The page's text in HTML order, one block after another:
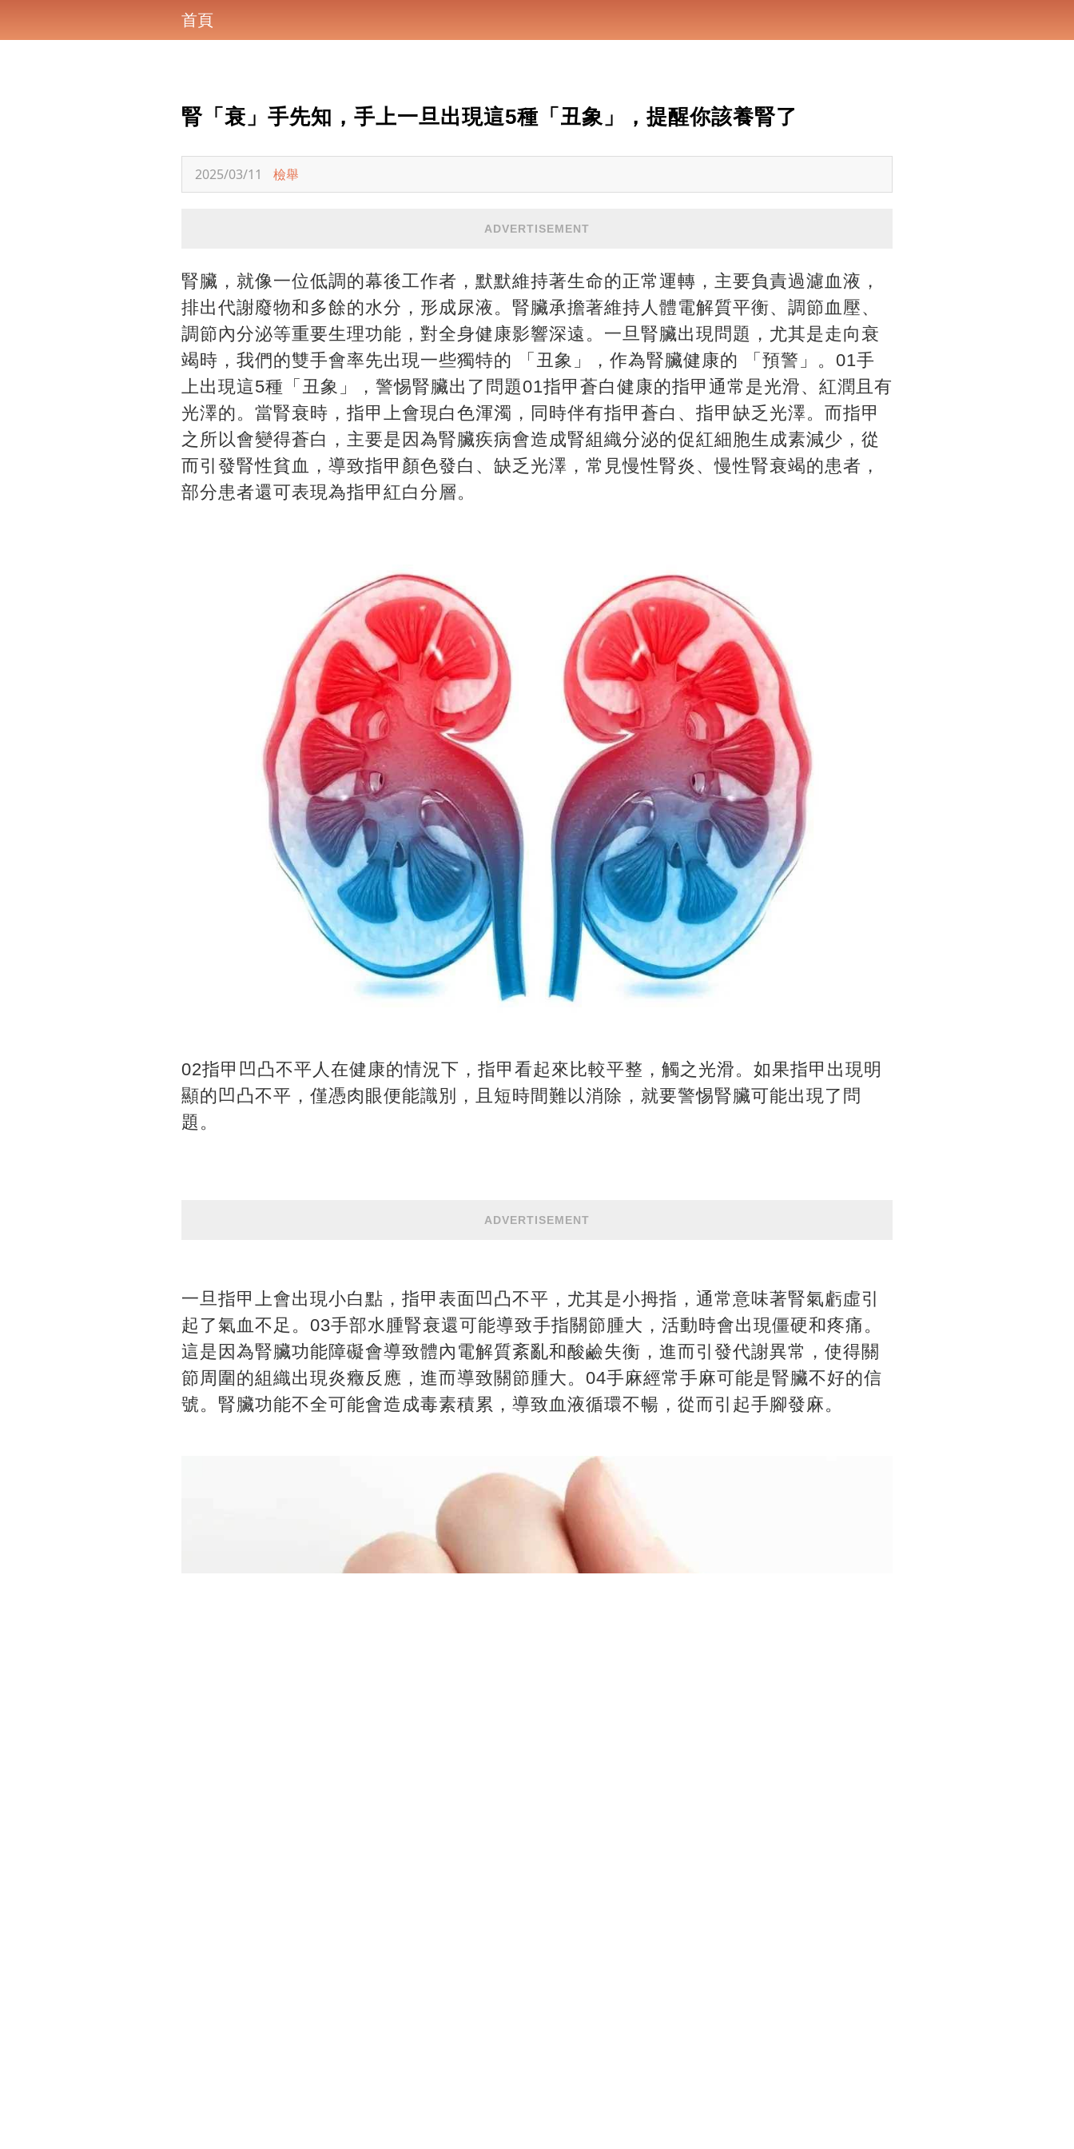
首頁
腎「衰」手先知，手上一旦出現這5種「丑象」，提醒你該養腎了
2025/03/11 檢舉
ADVERTISEMENT
腎臟，就像一位低調的幕後工作者，默默維持著生命的正常運轉，主要負責過濾血液，
排出代謝廢物和多餘的水分，形成尿液。腎臟承擔著維持人體電解質平衡、調節血壓、
調節內分泌等重要生理功能，對全身健康影響深遠。一旦腎臟出現問題，尤其是走向衰
竭時，我們的雙手會率先出現一些獨特的 「丑象」，作為腎臟健康的 「預警」。01手
上出現這5種「丑象」，警惕腎臟出了問題01指甲蒼白健康的指甲通常是光滑、紅潤且有
光澤的。當腎衰時，指甲上會現白色渾濁，同時伴有指甲蒼白、指甲缺乏光澤。而指甲
之所以會變得蒼白，主要是因為腎臟疾病會造成腎組織分泌的促紅細胞生成素減少，從
而引發腎性貧血，導致指甲顏色發白、缺乏光澤，常見慢性腎炎、慢性腎衰竭的患者，
部分患者還可表現為指甲紅白分層。
02指甲凹凸不平人在健康的情況下，指甲看起來比較平整，觸之光滑。如果指甲出現明
顯的凹凸不平，僅憑肉眼便能識別，且短時間難以消除，就要警惕腎臟可能出現了問
題。
ADVERTISEMENT
一旦指甲上會出現小白點，指甲表面凹凸不平，尤其是小拇指，通常意味著腎氣虧虛引
起了氣血不足。03手部水腫腎衰還可能導致手指關節腫大，活動時會出現僵硬和疼痛。
這是因為腎臟功能障礙會導致體內電解質紊亂和酸鹼失衡，進而引發代謝異常，使得關
節周圍的組織出現炎癥反應，進而導致關節腫大。04手麻經常手麻可能是腎臟不好的信
號。腎臟功能不全可能會造成毒素積累，導致血液循環不暢，從而引起手腳發麻。